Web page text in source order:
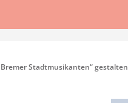
Stadtmusikanten“ gestalten